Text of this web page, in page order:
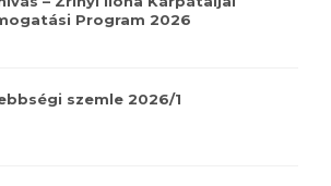
Program 2026
szemle 2026/1